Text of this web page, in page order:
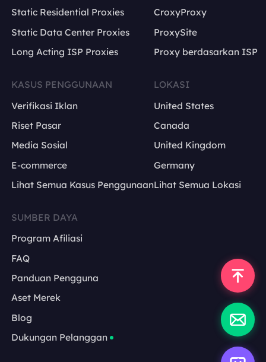
Static Residential Proxies
Static Data Center Proxies
Long Acting ISP Proxies
CroxyProxy
ProxySite
Proxy berdasarkan ISP
KASUS PENGGUNAAN
Verifikasi Iklan
Riset Pasar
Media Sosial
E-commerce
Lihat Semua Kasus Penggunaan
LOKASI
United States
Canada
United Kingdom
Germany
Lihat Semua Lokasi
SUMBER DAYA
Program Afiliasi
FAQ
Panduan Pengguna
Aset Merek
Blog
Dukungan Pelanggan